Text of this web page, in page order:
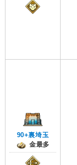
90+裏埼玉
金最多